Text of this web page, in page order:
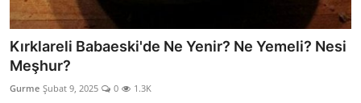
Kırklareli Babaeski'de Ne Yenir? Ne Yemeli? Nesi
Meşhur?
Gurme Şubat 9, 2025 0 1.3K